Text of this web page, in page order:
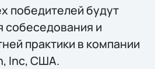
победителей будут
собеседования и
практики в компании
Inc, США.